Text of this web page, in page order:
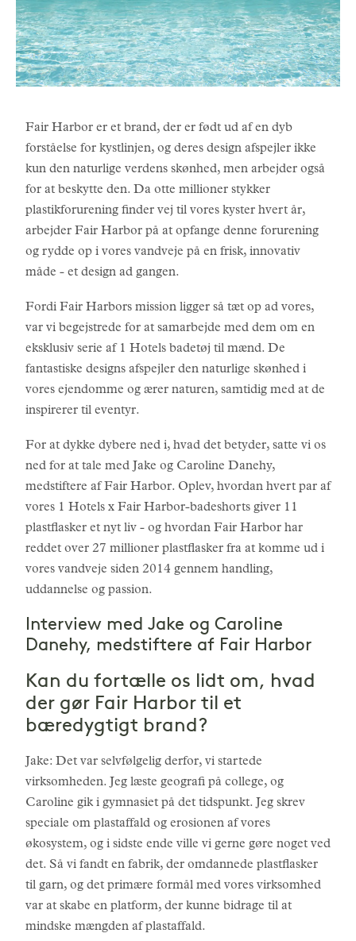
Fair Harbor er et brand, der er født ud af en dyb
forståelse for kystlinjen, og deres design afspejler ikke
kun den naturlige verdens skønhed, men arbejder også
for at beskytte den. Da otte millioner stykker
plastikforurening finder vej til vores kyster hvert år,
arbejder Fair Harbor på at opfange denne forurening
og rydde op i vores vandveje på en frisk, innovativ
måde - et design ad gangen.
Fordi Fair Harbors mission ligger så tæt op ad vores,
var vi begejstrede for at samarbejde med dem om en
eksklusiv serie af 1 Hotels badetøj til mænd. De
fantastiske designs afspejler den naturlige skønhed i
vores ejendomme og ærer naturen, samtidig med at de
inspirerer til eventyr.
For at dykke dybere ned i, hvad det betyder, satte vi os
ned for at tale med Jake og Caroline Danehy,
medstiftere af Fair Harbor. Oplev, hvordan hvert par af
vores 1 Hotels x Fair Harbor-badeshorts giver 11
plastflasker et nyt liv - og hvordan Fair Harbor har
reddet over 27 millioner plastflasker fra at komme ud i
vores vandveje siden 2014 gennem handling,
uddannelse og passion.
Interview med Jake og Caroline
Danehy, medstiftere af Fair Harbor
Kan du fortælle os lidt om, hvad
der gør Fair Harbor til et
bæredygtigt brand?
Jake: Det var selvfølgelig derfor, vi startede
virksomheden. Jeg læste geografi på college, og
Caroline gik i gymnasiet på det tidspunkt. Jeg skrev
speciale om plastaffald og erosionen af vores
økosystem, og i sidste ende ville vi gerne gøre noget ved
det. Så vi fandt en fabrik, der omdannede plastflasker
til garn, og det primære formål med vores virksomhed
var at skabe en platform, der kunne bidrage til at
mindske mængden af plastaffald.